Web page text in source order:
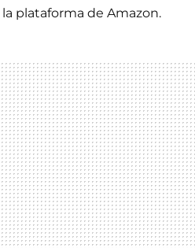
plataforma de Amazon.